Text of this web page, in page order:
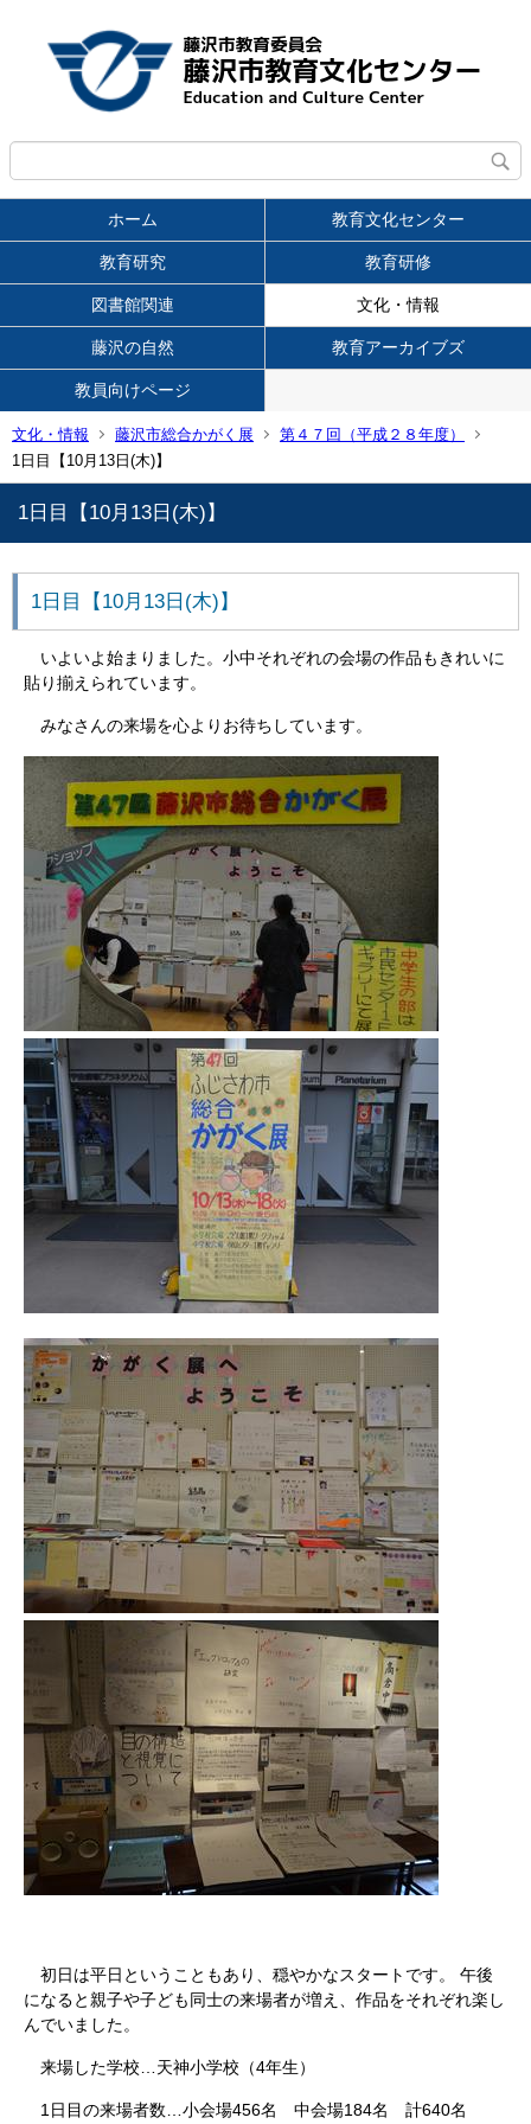
ホーム 教育文化センター
教育研究 教育研修
図書館関連 文化・情報
藤沢の自然 教育アーカイブズ
教員向けページ
文化・情報 藤沢市総合かがく展
第４７回（平成２８年度）
1日目【10月13日(木)】
1日目【10月13日(木)】
1日目【10月13日(木)】
いよいよ始まりました。小中それぞれの会場の作品もきれいに
貼り揃えられています。
みなさんの来場を心よりお待ちしています。
初日は平日ということもあり、穏やかなスタートです。 午後
になると親子や子ども同士の来場者が増え、作品をそれぞれ楽し
んでいました。
来場した学校…天神小学校（4年生）
1日目の来場者数…小会場456名 中会場184名 計640名